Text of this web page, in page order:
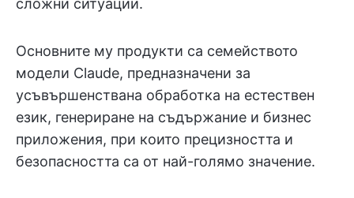
сложни ситуации.
Основните му продукти са семейството
модели Claude, предназначени за
усъвършенствана обработка на естествен
език, генериране на съдържание и бизнес
приложения, при които прецизността и
безопасността са от най-голямо значение.